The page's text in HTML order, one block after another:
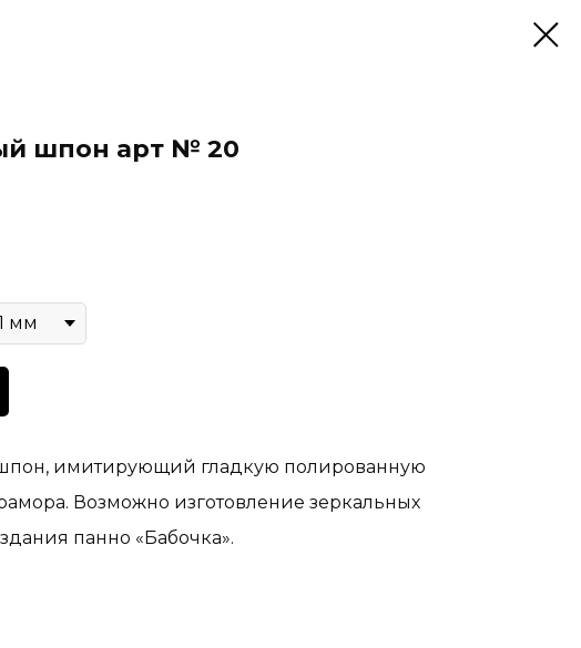
шпон арт № 20
имитирующий гладкую полированную
Возможно изготовление зеркальных
панно «Бабочка».